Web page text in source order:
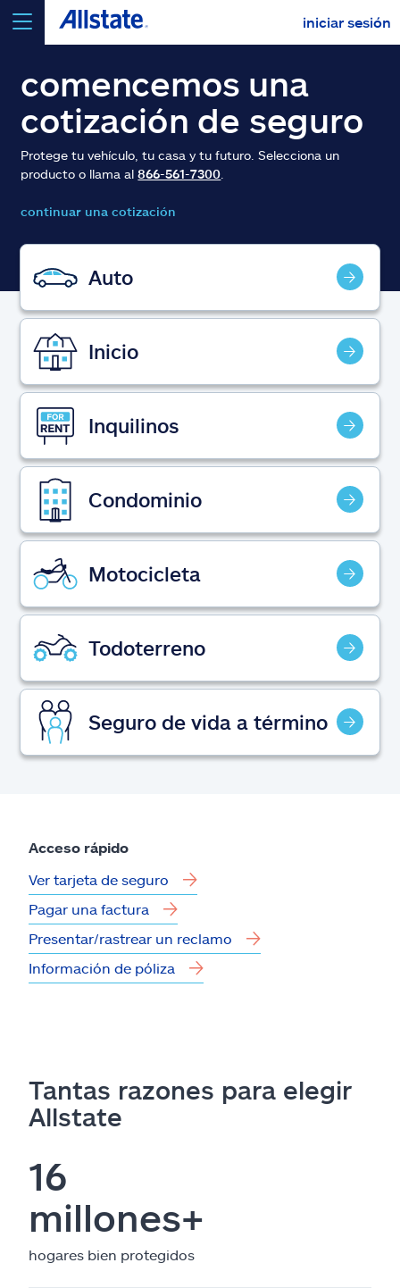
iniciar sesión
seleccionar un producto para cotizar
Select a Product
ir continuar una cotización
Seguros y más
Recursos
Reclamos
Asistencia y apoyo
Buscar agente
Ashburn, VA 20146
English
comencemos una
cotización de seguro
Protege tu vehículo, tu casa y tu futuro. Selecciona un
producto o llama al866-561-7300
continuar una cotización
Auto
Inicio
Inquilinos
Condominio
Motocicleta
Todoterreno
Seguro de vida a término
Acceso rápido
Ver tarjeta de seguro
Pagar una factura
Presentar/rastrear un reclamo
Información de póliza
Tantas razones para elegir
Allstate
16
millones+
hogares bien protegidos